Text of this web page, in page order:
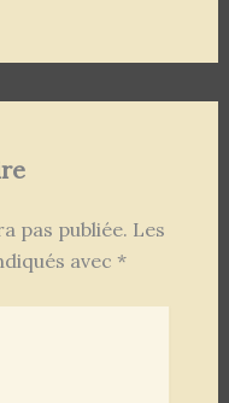
pas publiée. Les
avec *